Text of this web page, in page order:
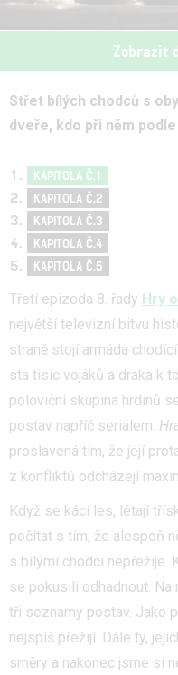
Zobrazit
Střet bílých chodců s
dveře, kdo při něm
KAPITOLA Č.1
KAPITOLA Č.2
KAPITOLA Č.3
KAPITOLA Č.4
KAPITOLA Č.5
Třetí epizoda 8. řady Hry
největší televizní bitvu
straně stojí armáda
sta tisíc vojáků a draka k
poloviční skupina hrdinů
postav napříč seriálem.
proslavená tím, že její
z konfliktů odcházejí
Když se kácí les, létají
počítat s tím, že alespoň
s bílými chodci nepřežije.
se pokusili odhadnout.
tři seznamy postav. Jako
nejspíš přežijí. Dále ty,
směry a nakonec jsme si